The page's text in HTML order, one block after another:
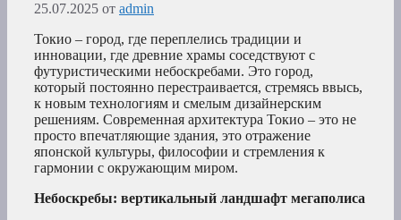
25.07.2025 от admin
Токио – город, где переплелись традиции и
инновации, где древние храмы соседствуют с
футуристическими небоскребами. Это город,
который постоянно перестраивается, стремясь ввысь,
к новым технологиям и смелым дизайнерским
решениям. Современная архитектура Токио – это не
просто впечатляющие здания, это отражение
японской культуры, философии и стремления к
гармонии с окружающим миром.
Небоскребы: вертикальный ландшафт мегаполиса